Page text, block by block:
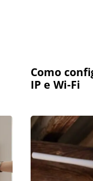
Como
IP e Wi-Fi